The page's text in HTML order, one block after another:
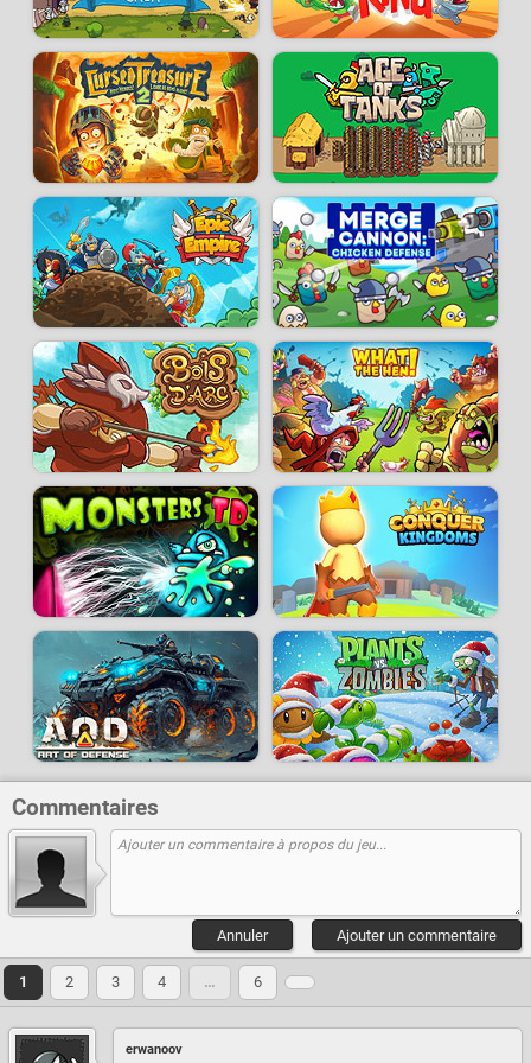
Commentaires
Ajouter un commentaire
Annuler
1 2 3 4 … 6
erwanoov